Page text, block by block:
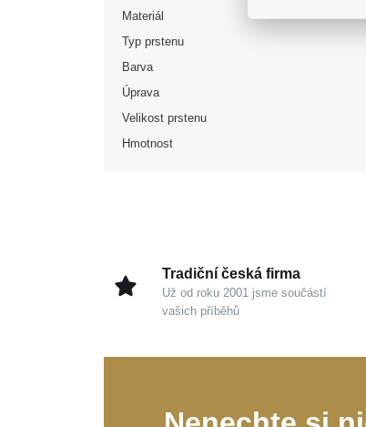
Materiál
Typ prstenu
Barva
Úprava
Velikost prstenu
Hmotnost
Tradiční česká firma
Už od roku 2001 jsme součástí
vašich příběhů